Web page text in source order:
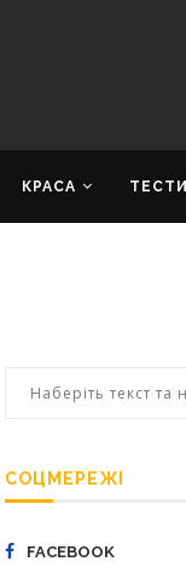
КРАСА ТЕСТИ
СОЦМЕРЕЖІ
FACEBOOK